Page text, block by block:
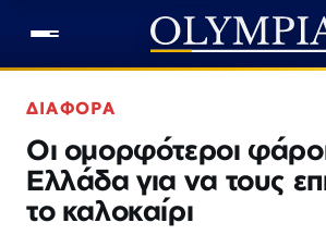
ΔΙΑΦΟΡΑ
Οι ομορφότεροι
Ελλάδα για να τους
το καλοκαίρι